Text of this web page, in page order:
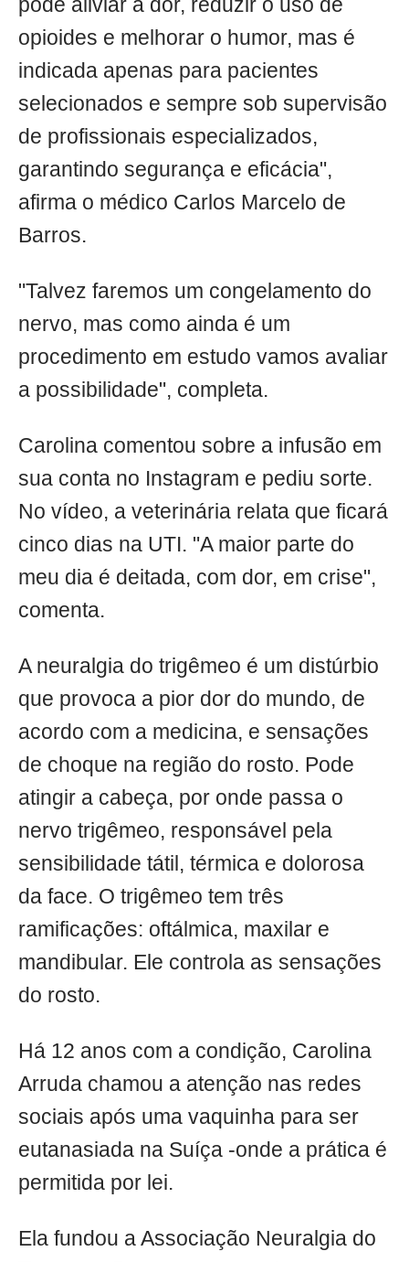
pode aliviar a dor, reduzir o uso de
opioides e melhorar o humor, mas é
indicada apenas para pacientes
selecionados e sempre sob supervisão
de profissionais especializados,
garantindo segurança e eficácia",
afirma o médico Carlos Marcelo de
Barros.
"Talvez faremos um congelamento do
nervo, mas como ainda é um
procedimento em estudo vamos avaliar
a possibilidade", completa.
Carolina comentou sobre a infusão em
sua conta no Instagram e pediu sorte.
No vídeo, a veterinária relata que ficará
cinco dias na UTI. "A maior parte do
meu dia é deitada, com dor, em crise",
comenta.
A neuralgia do trigêmeo é um distúrbio
que provoca a pior dor do mundo, de
acordo com a medicina, e sensações
de choque na região do rosto. Pode
atingir a cabeça, por onde passa o
nervo trigêmeo, responsável pela
sensibilidade tátil, térmica e dolorosa
da face. O trigêmeo tem três
ramificações: oftálmica, maxilar e
mandibular. Ele controla as sensações
do rosto.
Há 12 anos com a condição, Carolina
Arruda chamou a atenção nas redes
sociais após uma vaquinha para ser
eutanasiada na Suíça -onde a prática é
permitida por lei.
Ela fundou a Associação Neuralgia do